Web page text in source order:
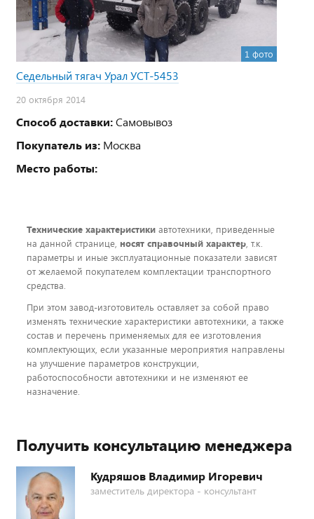
1 фото
Седельный тягач Урал УСТ-5453
20 октября 2014
Способ доставки:Самовывоз
Покупатель из: Москва
Место работы:
Технические характеристики автотехники, приведенные
на данной странице, носят справочный характер, т.к.
параметры и иные эксплуатационные показатели зависят
от желаемой покупателем комплектации транспортного
средства.
При этом завод-изготовитель оставляет за собой право
изменять технические характеристики автотехники, а также
состав и перечень применяемых для ее изготовления
комплектующих, если указанные мероприятия направлены
на улучшение параметров конструкции,
работоспособности автотехники и не изменяют ее
назначение.
Получить консультацию менеджера
Кудряшов Владимир Игоревич
заместитель директора - консультант